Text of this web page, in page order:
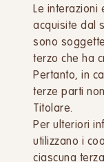
Le interazioni
acquisite dal
sono
terzo che ha
Pertanto, in
terze parti
Titolare.
Per ulteriori
utilizzano i
ciascuna